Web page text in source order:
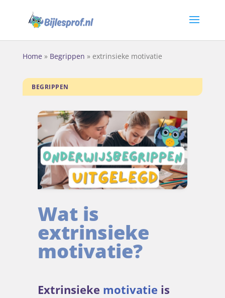
Home » Begrippen » extrinsieke motivatie
BEGRIPPEN
Wat is
extrinsieke
motivatie?
Extrinsieke motivatie is